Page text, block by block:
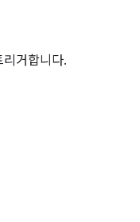
거합니다.